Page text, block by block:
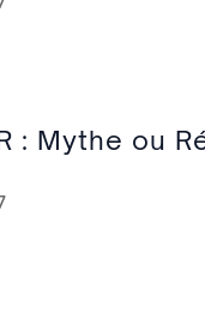
: Mythe ou